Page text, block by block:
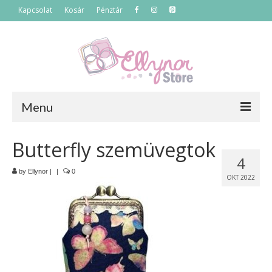
Kapcsolat Kosár Pénztár
Menu
Akciós termékek
Táskák
Neszeszerek
4
OKT 2022
Butterfly szemüvegtok
by Ellynor | | 0